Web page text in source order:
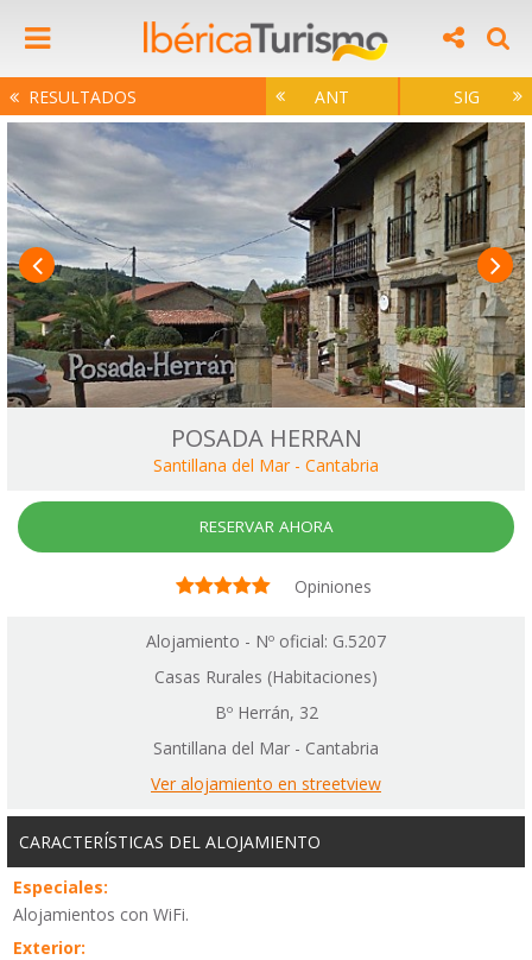
RESULTADOS ANT SIG
POSADA HERRAN
Santillana del Mar - Cantabria
RESERVAR AHORA
Opiniones
Alojamiento - Nº oficial: G.5207
Casas Rurales (Habitaciones)
Bº Herrán, 32
Santillana del Mar - Cantabria
Ver alojamiento en streetview
CARACTERÍSTICAS DEL ALOJAMIENTO
Especiales:
Alojamientos con WiFi.
Exterior: